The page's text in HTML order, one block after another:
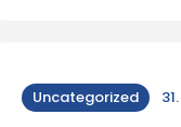
Uncategorized